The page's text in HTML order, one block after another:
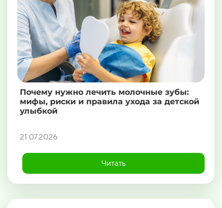
Почему нужно лечить молочные зубы:
мифы, риски и правила ухода за детской
улыбкой
21.07.2026
Читать